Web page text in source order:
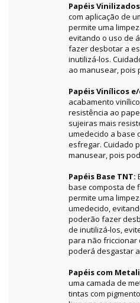
Papéis
com aplicação de
permite uma
evitando o uso de
fazer desbotar a
inutilizá-los.
ao manusear, pois
Papéis Vinílicos
acabamento
resistência ao
sujeiras mais
umedecido a base
esfregar. Cuidado
manusear, pois
Papéis Base TNT:
base composta de
permite uma
umedecido,
poderão fazer
de inutilizá-los,
para não friccionar
poderá desgastar
Papéis com
uma camada de
tintas com